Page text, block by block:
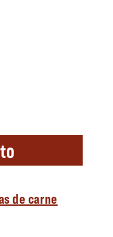
Oliva cantidad
de carne